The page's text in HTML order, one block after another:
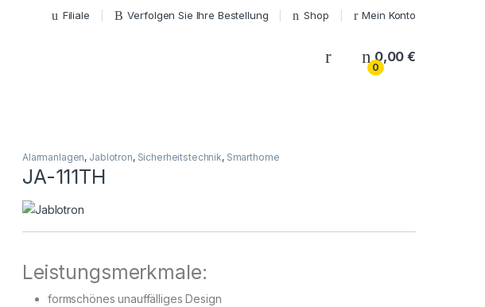
Filiale Verfolgen Sie Ihre Bestellung Shop Mein Konto
My Account
0
0,00€
Alarmanlagen, Jablotron, Sicherheitstechnik, Smarthome
JA-111TH
Leistungsmerkmale:
formschönes unauffälliges Design